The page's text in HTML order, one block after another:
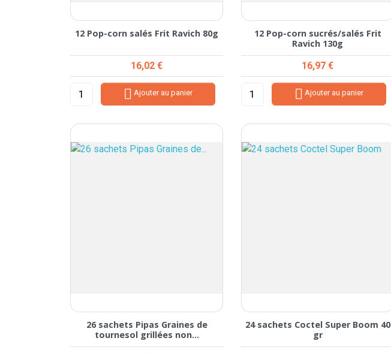
12 Pop-corn salés Frit Ravich 80g
Prix
16,02 €
 Ajouter au panier
12 Pop-corn sucrés/salés Frit
Ravich 130g
Prix
16,97 €
 Ajouter au panier
26 sachets Pipas Graines de
tournesol grillées non...
24 sachets Coctel Super Boom 40
gr